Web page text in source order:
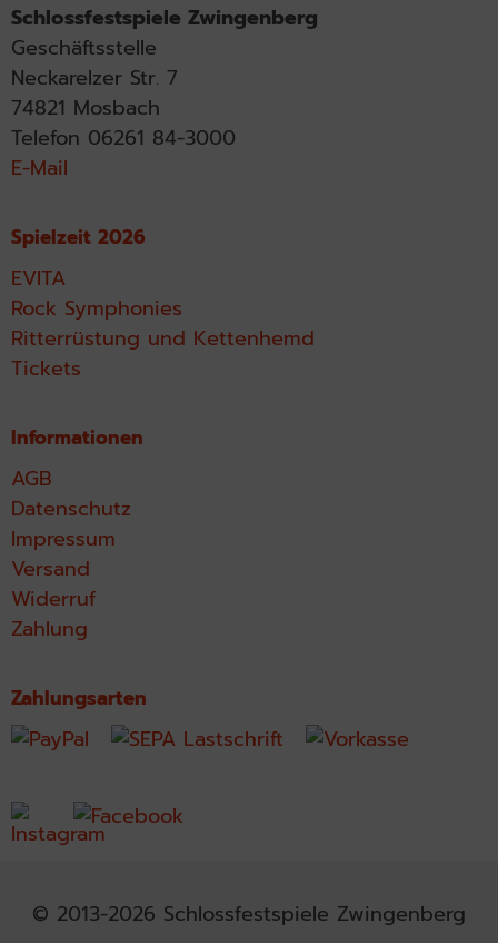
Schlossfestspiele Zwingenberg
Geschäftsstelle
Neckarelzer Str. 7
74821 Mosbach
Telefon 06261 84-3000
E-Mail
Spielzeit 2026
EVITA
Rock Symphonies
Ritterrüstung und Kettenhemd
Tickets
Informationen
AGB
Datenschutz
Impressum
Versand
Widerruf
Zahlung
Zahlungsarten
© 2013-2026 Schlossfestspiele Zwingenberg